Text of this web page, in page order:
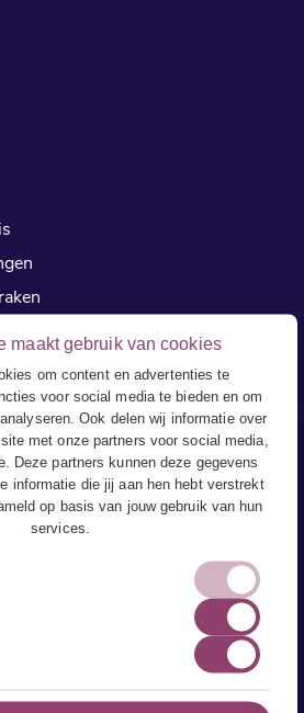
maakt gebruik van cookies
om content en advertenties te
voor social media te bieden en om
Ook delen wij informatie over
met onze partners voor social media,
Deze partners kunnen deze gegevens
informatie die jij aan hen hebt verstrekt
op basis van jouw gebruik van hun
services.